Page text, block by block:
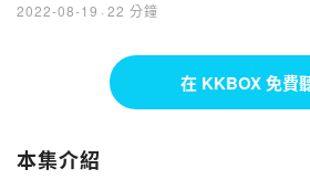
2022-08-19 · 22 分鐘
在 KKBOX 免費
本集介紹